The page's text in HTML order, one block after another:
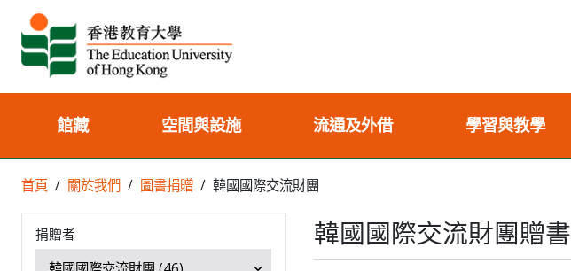
館藏 空間與設施 流通及外借 學習與教學
首頁 關於我們 圖書捐贈 韓國國際交流財團
捐贈者 韓國國際交流財團贈書